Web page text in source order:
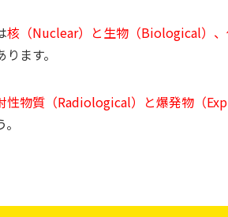
核（Nuclear）と生物（Biological）、
ます。
性物質（Radiological）と爆発物（